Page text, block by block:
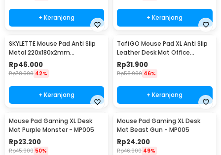
+ Keranjang + Keranjang
SKYLETTE Mouse Pad Anti Slip
Metal 220x180x2mm
220x180x2mm - SKY-053
Rp46.000
Rp78.900 42%
+ Keranjang
TaffGO Mouse Pad XL Anti Slip
Leather Desk Mat Office
800x400x1mm 400x800x1mm -
A47780
Rp31.900
Rp58.900 46%
+ Keranjang
Mouse Pad Gaming XL Desk
Mat Purple Monster - MP005
Rp23.200
Rp45.900 50%
Mouse Pad Gaming XL Desk
Mat Beast Gun - MP005
Rp24.200
Rp46.900 49%